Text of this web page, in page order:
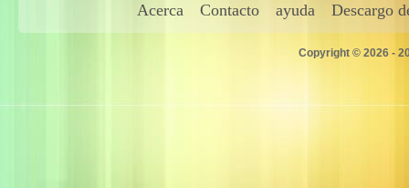
Acerca Contacto ayuda Descargo
Copyright © 2026 -